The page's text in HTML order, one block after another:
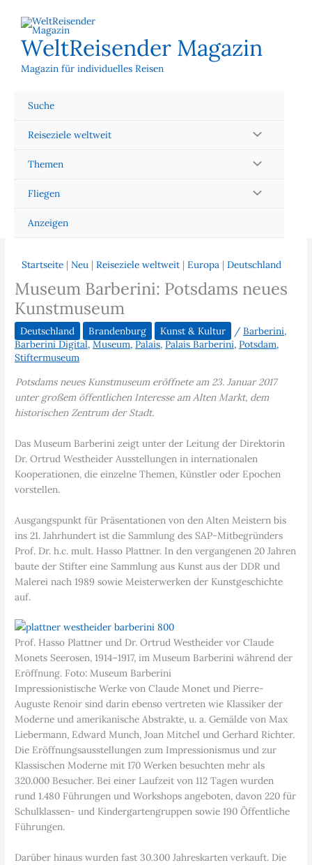
Inhalt
springenWeltReisender Magazin
Magazin für individuelles Reisen
Suche
Reiseziele weltweit
Themen
Fliegen
Anzeigen
Startseite |Neu |Reiseziele weltweit |Europa |Deutschland
Museum Barberini: Potsdams neues
Kunstmuseum
Deutschland Brandenburg Kunst & Kultur /Barberini,
Barberini Digital,Museum,Palais,Palais Barberini,Potsdam,
Stiftermuseum
Potsdams neues Kunstmuseum eröffnete am 23. Januar 2017
unter großem öffentlichen Interesse am Alten Markt, dem
historischen Zentrum der Stadt.
Das Museum Barberini zeigt unter der Leitung der Direktorin
Dr. Ortrud Westheider Ausstellungen in internationalen
Kooperationen, die einzelne Themen, Künstler oder Epochen
vorstellen.
Ausgangspunkt für Präsentationen von den Alten Meistern bis
ins 21. Jahrhundert ist die Sammlung des SAP-Mitbegründers
Prof. Dr. h.c. mult. Hasso Plattner. In den vergangenen 20 Jahren
baute der Stifter eine Sammlung aus Kunst aus der DDR und
Malerei nach 1989 sowie Meisterwerken der Kunstgeschichte
auf.
Prof. Hasso Plattner und Dr. Ortrud Westheider vor Claude
Monets Seerosen, 1914–1917, im Museum Barberini während der
Eröffnung. Foto: Museum Barberini
Impressionistische Werke von Claude Monet und Pierre-
Auguste Renoir sind darin ebenso vertreten wie Klassiker der
Moderne und amerikanische Abstrakte, u. a. Gemälde von Max
Liebermann, Edward Munch, Joan Mitchel und Gerhard Richter.
Die Eröffnungsausstellungen zum Impressionismus und zur
Klassischen Moderne mit 170 Werken besuchten mehr als
320.000 Besucher. Bei einer Laufzeit von 112 Tagen wurden
rund 1.480 Führungen und Workshops angeboten, davon 220 für
Schulklassen- und Kindergartengruppen sowie 190 Öffentliche
Führungen.
Darüber hinaus wurden fast 30.300 Jahreskarten verkauft. Die